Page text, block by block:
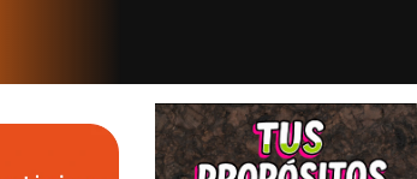
ZACATECAS DEBE SER UNO DE LOS